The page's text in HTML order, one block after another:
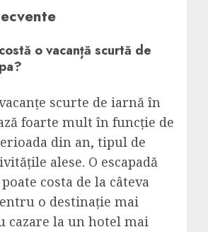
o vacanță scurtă de
scurte de iarnă în
foarte mult în funcție de
din an, tipul de
alese. O escapadă
costa de la câteva
o destinație mai
cazare la un hotel mai